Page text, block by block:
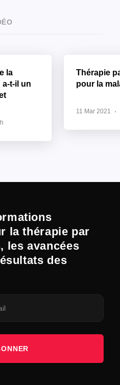
la
a-t-il un
Thérapie
pour la
11 Mar 2021
la thérapie par
les avancées
des